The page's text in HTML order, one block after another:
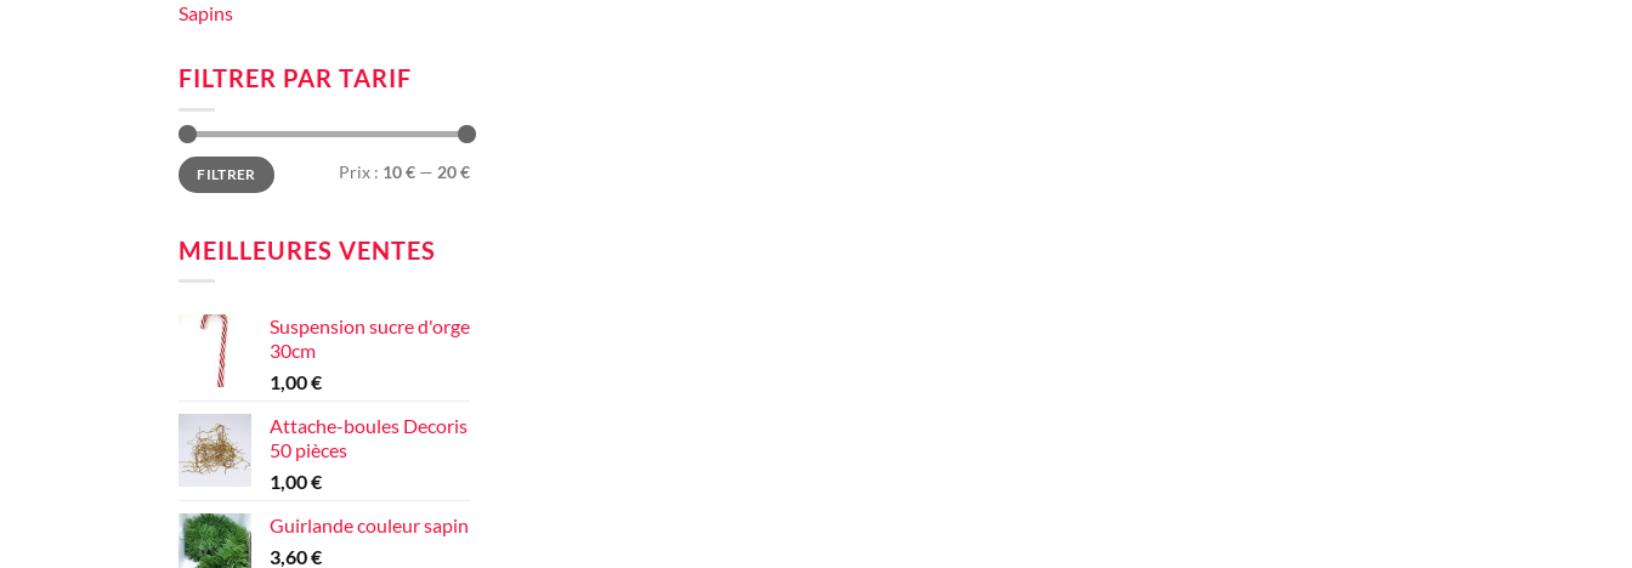
Sapins
FILTRER PAR TARIF
Prix
min
Prix
maxFILTRER Prix : 10 € — 20 €
MEILLEURES VENTES
Suspension sucre d'orge
30cm
1,00€
Attache-boules Decoris
50 pièces
1,00€
Guirlande couleur sapin
3,60€